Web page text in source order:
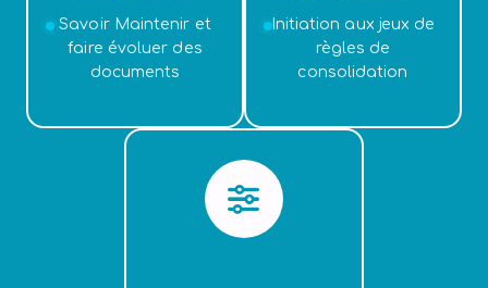
Savoir Maintenir et
faire évoluer des
documents
Initiation aux jeux de
règles de
consolidation